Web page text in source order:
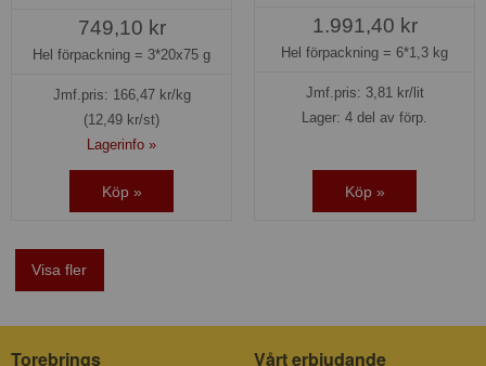
749,10 kr
Hel förpackning = 3*20x75 g
Jmf.pris: 166,47kr/kg
(12,49 kr/st)
Lagerinfo »
Köp »
1.991,40 kr
Hel förpackning = 6*1,3 kg
Jmf.pris: 3,81 kr/lit
Lager: 4 del av förp.
Köp »
Visa fler
Torebrings Vårt erbjudande